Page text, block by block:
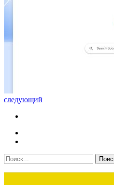
следующий